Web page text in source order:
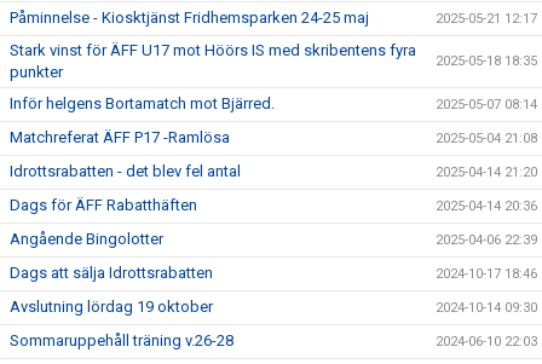
Påminnelse - Kiosktjänst Fridhemsparken 24-25 maj 2025-05-21 12:17
Stark vinst för ÄFF U17 mot Höörs IS med skribentens fyra
punkter
2025-05-18 18:35
Inför helgens Bortamatch mot Bjärred. 2025-05-07 08:14
Matchreferat ÄFF P17 -Ramlösa 2025-05-04 21:08
Idrottsrabatten - det blev fel antal 2025-04-14 21:20
Dags för ÄFF Rabatthäften 2025-04-14 20:36
Angående Bingolotter 2025-04-06 22:39
Dags att sälja Idrottsrabatten 2024-10-17 18:46
Avslutning lördag 19 oktober 2024-10-14 09:30
Sommaruppehåll träning v.26-28 2024-06-10 22:03